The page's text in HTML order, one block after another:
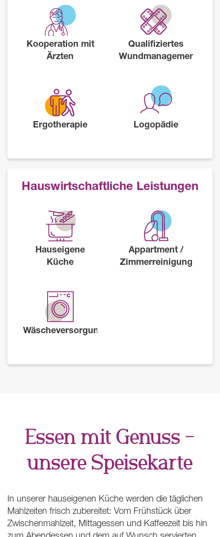
Kooperation mit
Ärzten
Qualifiziertes
Wundmanagement
Ergotherapie Logopädie
Hauswirtschaftliche Leistungen
Hauseigene
Küche
Appartment /
Zimmerreinigung
Wäscheversorgung
Essen mit Genuss –
unsere Speisekarte
In unserer hauseigenen Küche werden die täglichen
Mahlzeiten frisch zubereitet: Vom Frühstück über
Zwischenmahlzeit, Mittagessen und Kaffeezeit bis hin